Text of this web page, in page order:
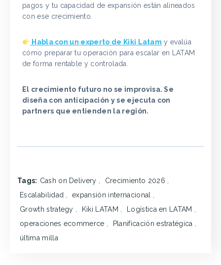
pagos y tu capacidad de expansión están alineados
con ese crecimiento.
Habla con un experto de Kiki Latam y evalúa
cómo preparar tu operación para escalar en LATAM
de forma rentable y controlada.
El crecimiento futuro no se improvisa. Se
diseña con anticipación y se ejecuta con
partners que entienden la región.
Tags: Cash on Delivery , Crecimiento 2026 ,
Escalabilidad , expansión internacional ,
Growth strategy , Kiki LATAM , Logística en LATAM ,
operaciones ecommerce , Planificación estratégica ,
última milla